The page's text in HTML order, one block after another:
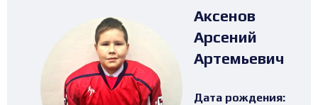
Аксенов
Арсений
Артемьевич
Дата рождения: